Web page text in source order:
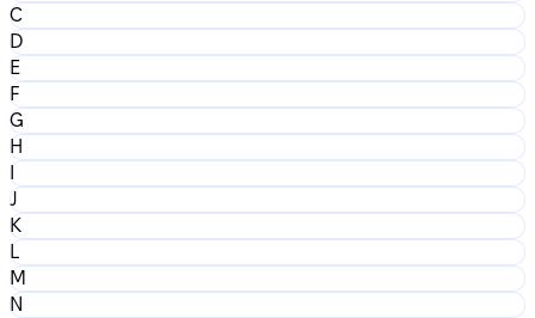
C
D
E
F
G
H
I
J
K
L
M
N